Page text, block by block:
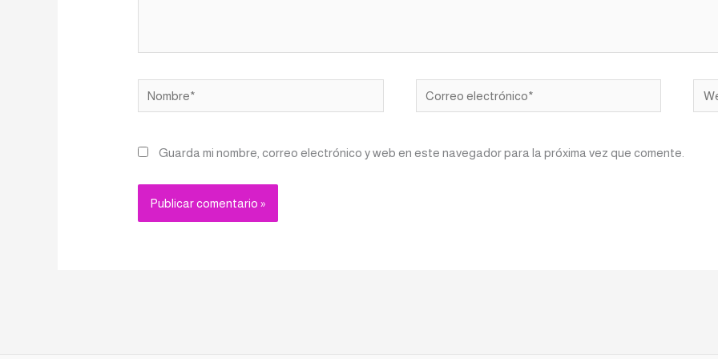
Nombre*
Correo
electrónico*
Web
Guarda mi nombre, correo electrónico y web en este navegador para la próxima vez que comente.